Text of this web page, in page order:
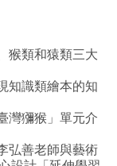
猴類和猿類三大
知識類繪本的知
灣獼猴」單元介
弘善老師與藝術